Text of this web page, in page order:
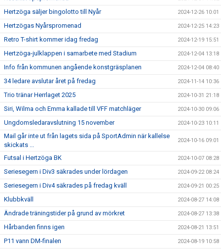
Hertzöga säljer bingolotto till Nyår 2024-12-26 10:01
Hertzögas Nyårspromenad 2024-12-25 14:23
Retro T-shirt kommer idag fredag 2024-12-19 15:51
Hertzöga-julklappen i samarbete med Stadium 2024-12-04 13:18
Info från kommunen angående konstgräsplanen 2024-12-04 08:40
34 ledare avslutar året på fredag 2024-11-14 10:36
Trio tränar Herrlaget 2025 2024-10-31 21:18
Siri, Wilma och Emma kallade till VFF matchläger 2024-10-30 09:06
Ungdomsledaravslutning 15 november 2024-10-23 10:11
Mail går inte ut från lagets sida på SportAdmin när kallelse
skickats ...
2024-10-16 09:01
Futsal i Hertzöga BK 2024-10-07 08:28
Seriesegern i Div3 säkrades under lördagen 2024-09-22 08:24
Seriesegern i Div4 säkrades på fredag kväll 2024-09-21 00:25
Klubbkväll 2024-08-27 14:08
Ändrade träningstider på grund av mörkret 2024-08-27 13:38
Hårbanden finns igen 2024-08-21 13:51
P11 vann DM-finalen 2024-08-19 10:58